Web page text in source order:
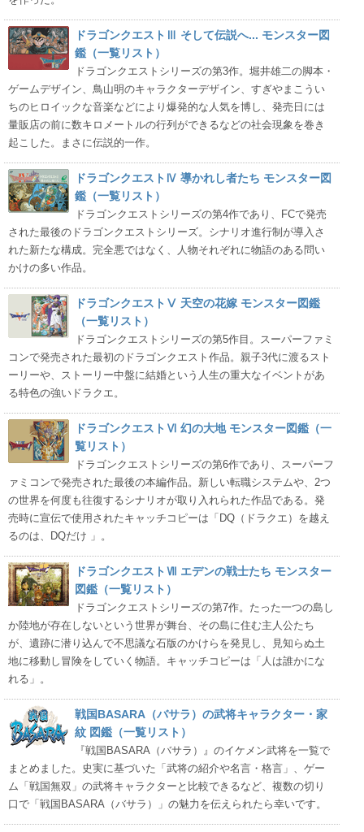
ドラゴンクエストⅢ そして伝説へ... モンスター図
鑑（一覧リスト）
ドラゴンクエストシリーズの第3作。堀井雄二の脚本・
ゲームデザイン、鳥山明のキャラクターデザイン、すぎやまこうい
ちのヒロイックな音楽などにより爆発的な人気を博し、発売日には
量販店の前に数キロメートルの行列ができるなどの社会現象を巻き
起こした。まさに伝説的一作。
ドラゴンクエストⅣ 導かれし者たち モンスター図
鑑（一覧リスト）
ドラゴンクエストシリーズの第4作であり、FCで発売
された最後のドラゴンクエストシリーズ。シナリオ進行制が導入さ
れた新たな構成。完全悪ではなく、人物それぞれに物語のある問い
かけの多い作品。
ドラゴンクエストⅤ 天空の花嫁 モンスター図鑑
（一覧リスト）
ドラゴンクエストシリーズの第5作目。スーパーファミ
コンで発売された最初のドラゴンクエスト作品。親子3代に渡るスト
ーリーや、ストーリー中盤に結婚という人生の重大なイベントがあ
る特色の強いドラクエ。
ドラゴンクエストⅥ 幻の大地 モンスター図鑑（一
覧リスト）
ドラゴンクエストシリーズの第6作であり、スーパーフ
ァミコンで発売された最後の本編作品。新しい転職システムや、2つ
の世界を何度も往復するシナリオが取り入れられた作品である。発
売時に宣伝で使用されたキャッチコピーは「DQ（ドラクエ）を越え
るのは、DQだけ 」。
ドラゴンクエストⅦ エデンの戦士たち モンスター
図鑑（一覧リスト）
ドラゴンクエストシリーズの第7作。たった一つの島し
か陸地が存在しないという世界が舞台、その島に住む主人公たち
が、遺跡に潜り込んで不思議な石版のかけらを発見し、見知らぬ土
地に移動し冒険をしていく物語。キャッチコピーは「人は誰かにな
れる」。
戦国BASARA（バサラ）の武将キャラクター・家
紋 図鑑（一覧リスト）
『戦国BASARA（バサラ）』のイケメン武将を一覧で
まとめました。史実に基づいた「武将の紹介や名言・格言」、ゲー
ム「戦国無双」の武将キャラクターと比較できるなど、複数の切り
口で「戦国BASARA（バサラ）」の魅力を伝えられたら幸いです。